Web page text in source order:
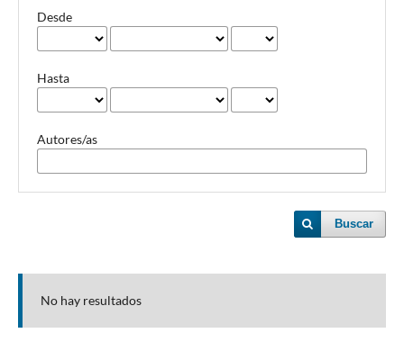
Desde
Hasta
Autores/as
Buscar
No hay resultados